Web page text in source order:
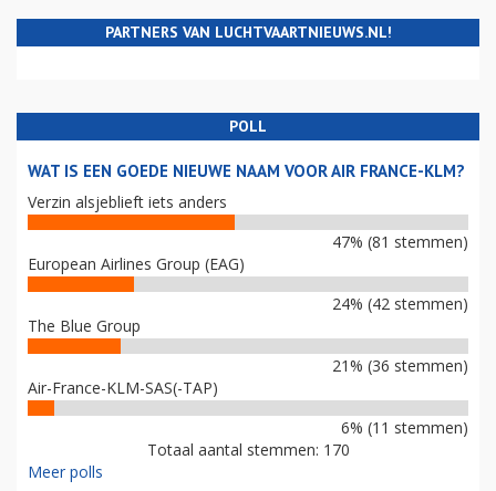
PARTNERS VAN LUCHTVAARTNIEUWS.NL!
POLL
WAT IS EEN GOEDE NIEUWE NAAM VOOR AIR FRANCE-KLM?
Verzin alsjeblieft iets anders
47% (81 stemmen)
European Airlines Group (EAG)
24% (42 stemmen)
The Blue Group
21% (36 stemmen)
Air-France-KLM-SAS(-TAP)
6% (11 stemmen)
Totaal aantal stemmen: 170
Meer polls